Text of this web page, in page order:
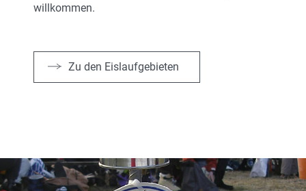
willkommen.
Zu den Eislaufgebieten